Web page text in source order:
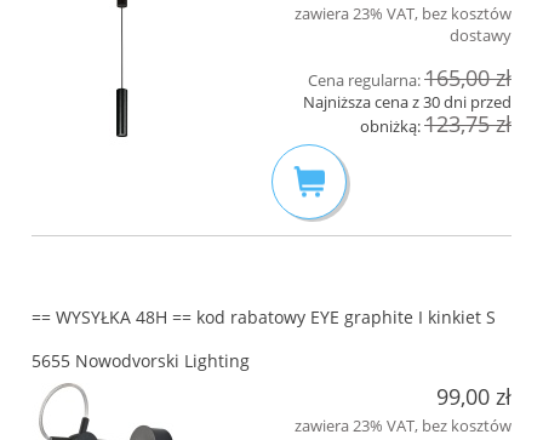
zawiera 23% VAT, bez kosztów
dostawy
Cena regularna:165,00 zł
Najniższa cena z 30 dni przed
obniżką:123,75 zł
== WYSYŁKA 48H == kod rabatowy EYE graphite I kinkiet S
5655 Nowodvorski Lighting
99,00 zł
zawiera 23% VAT, bez kosztów